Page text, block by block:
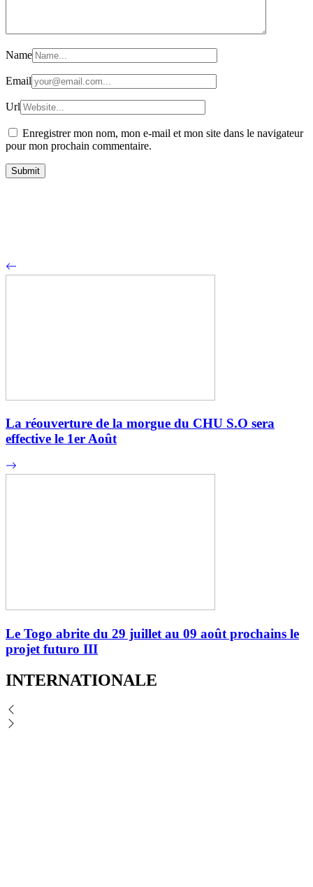
Name
Email
Url
Enregistrer mon nom, mon e-mail et mon site dans le navigateur
pour mon prochain commentaire.
La réouverture de la morgue du CHU S.O sera
effective le 1er Août
Le Togo abrite du 29 juillet au 09 août prochains le
projet futuro III
INTERNATIONALE